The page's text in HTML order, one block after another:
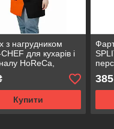
з нагрудником
для кухарів і
HoReCa,
Купити
385